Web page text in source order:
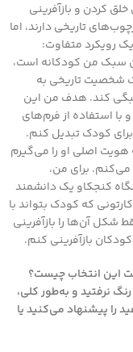
کردن و بازآفرینی
تاریخی دارند، اما
رویکرد متفاوت:
سبک من کودکانه است،
تاریخی به
کند. هدف من این
استفاده از فرم‌های
کودک تبدیل کنم.
اصلی او را می‌گیرم
برای من،
کنجکاو یک دانشمند
که کودک بتواند با
شکل آن‌ها را بازآفرینی
بازآفرینی کنم.
این انتخاب چیست؟
نرفتید و به‌طور کلی،
را پیشنهاد می‌کنید یا